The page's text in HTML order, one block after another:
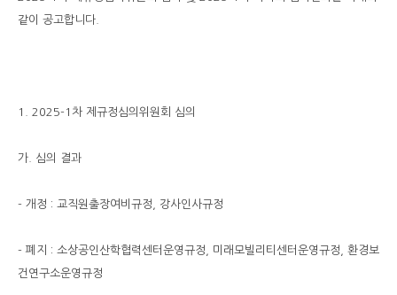
같이 공고합니다.
1. 2025-1차 제규정심의위원회 심의
가. 심의 결과
- 개정 : 교직원출장여비규정, 강사인사규정
- 폐지 : 소상공인산학협력센터운영규정, 미래모빌리티센터운영규정, 환경보
건연구소운영규정